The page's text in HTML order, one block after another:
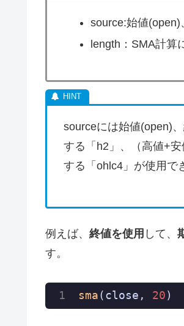
source:始値
length：SMA計算
sourceには始値(open)
する「h2」、（高値+
する「ohlc4」が使用で
例えば、 終値を使用 して、
す。
sma(close, 20)